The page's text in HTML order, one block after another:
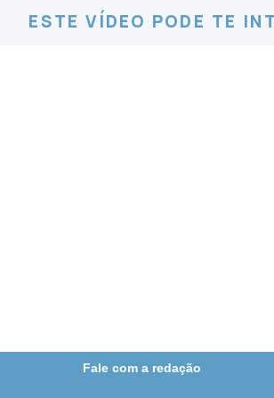
ESTE VÍDEO PODE TE
Fale com a redação